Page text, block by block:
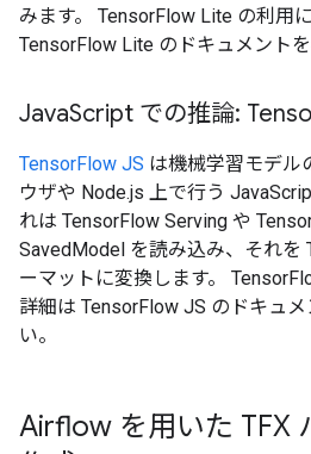
みます。 TensorFlow Lite の利用
TensorFlow Lite のドキュメント
JavaScript での推論:
TensorFlow JS は機械学習モデル
ウザや Node.js 上で行う
れは TensorFlow Serving や
SavedModel を読み込み、それを
ーマットに変換します。
詳細は TensorFlow JS のドキュ
い。
Airflow を用いた TFX